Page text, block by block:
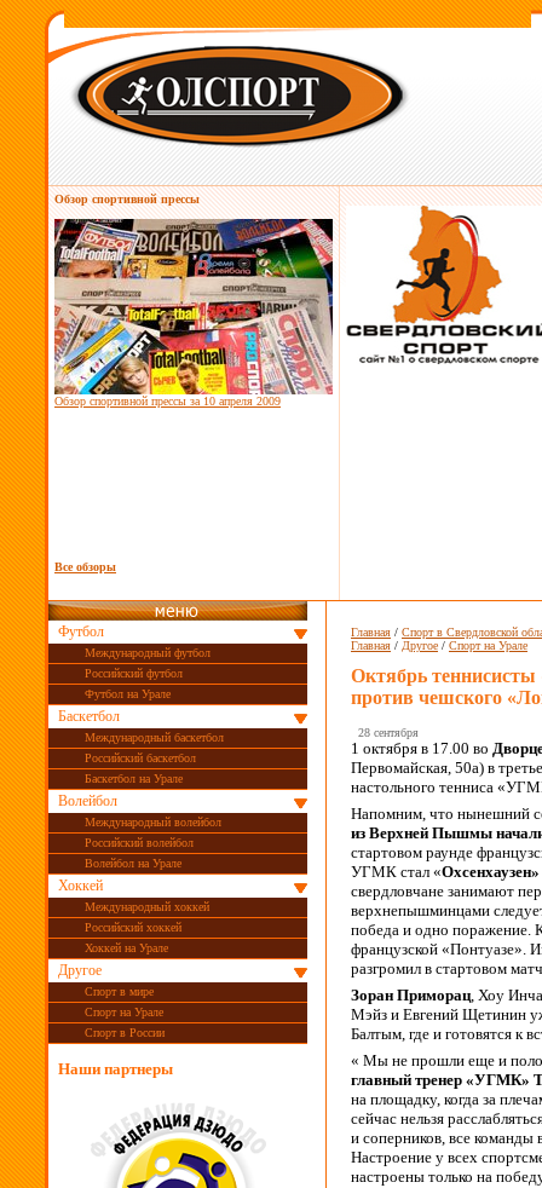
Обзор спортивной прессы
Обзор спортивной прессы за 10 апреля 2009
Все обзоры
Футбол
Международный футбол
Российский футбол
Футбол на Урале
Баскетбол
Международный баскетбол
Российский баскетбол
Баскетбол на Урале
Волейбол
Международный волейбол
Российский волейбол
Волейбол на Урале
Хоккей
Международный хоккей
Российский хоккей
Хоккей на Урале
Другое
Спорт в мире
Спорт на Урале
Спорт в России
Наши партнеры
Главная / Спорт в Свердловской
Главная / Другое / Спорт на Урале
Октябрь
против чешского
28 сентября
1 октября в 17.00 во
Первомайская, 50а) в
настольного тенниса
Напомним, что нынешний
из Верхней Пышмы
стартовом раунде
УГМК стал «Охсенхаузен»
свердловчане занимают
верхнепышминцами
победа и одно поражение.
французской
разгромил в стартовом
Зоран Приморац, Хоу
Мэйз и Евгений Щетинин
Балтым, где и готовятся к
« Мы не прошли еще и
главный тренер «УГМК»
на площадку, когда за
сейчас нельзя
и соперников, все команды
Настроение у всех
настроены только на